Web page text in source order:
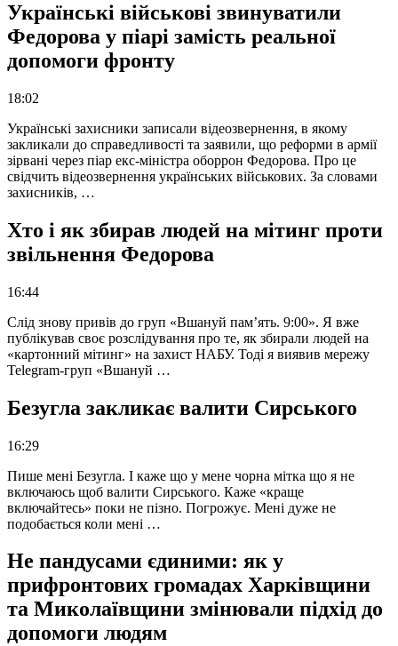
Українські військові звинуватили
Федорова у піарі замість реальної
допомоги фронту
18:02
Українські захисники записали відеозвернення, в якому
закликали до справедливості та заявили, що реформи в армії
зірвані через піар екс-міністра оборрон Федорова. Про це
свідчить відеозвернення українських військових. За словами
захисників, …
Хто і як збирав людей на мітинг проти
звільнення Федорова
16:44
Слід знову привів до груп «Вшануй пам’ять. 9:00». Я вже
публікував своє розслідування про те, як збирали людей на
«картонний мітинг» на захист НАБУ. Тоді я виявив мережу
Telegram-груп «Вшануй …
Безугла закликає валити Сирського
16:29
Пише мені Безугла. І каже що у мене чорна мітка що я не
включаюсь щоб валити Сирського. Каже «краще
включайтесь» поки не пізно. Погрожує. Мені дуже не
подобається коли мені …
Не пандусами єдиними: як у
прифронтових громадах Харківщини
та Миколаївщини змінювали підхід до
допомоги людям